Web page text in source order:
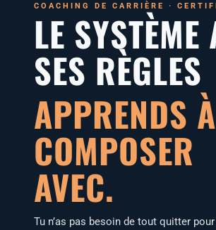
COA­CHING DE CAR­RIÈRE ·
LE SYSTÈME
SES RÈGLES
APPRENDS À
COMPOSER
AVEC.
Tu n’as pas besoin de tout quit­ter